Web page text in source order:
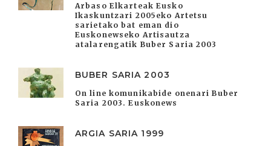
Arbaso Elkarteak Eusko
Ikaskuntzari 2005eko Artetsu
sarietako bat eman dio
Euskonewseko Artisautza
atalarengatik Buber Saria 2003
BUBER SARIA 2003
On line komunikabide onenari Buber
Saria 2003. Euskonews
ARGIA SARIA 1999